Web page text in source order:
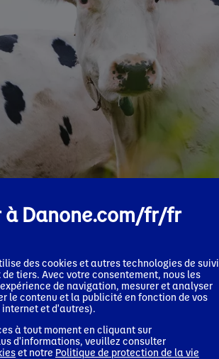
à Danone.com/fr/fr
des cookies et autres technologies de suivi
tiers. Avec votre consentement, nous les
de navigation, mesurer et analyser
le contenu et la publicité en fonction de vos
et d'autres).
à tout moment en cliquant sur
d'informations, veuillez consulter
et notre Politique de protection de la vie